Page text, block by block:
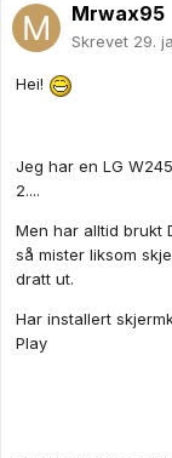
Mrwax95
Skrevet 29.
Hei!
Jeg har en LG
2....
Men har alltid brukt
så mister liksom
dratt ut.
Har installert
Play